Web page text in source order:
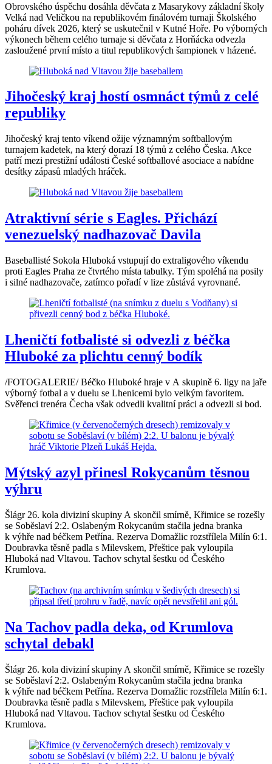
Obrovského úspěchu dosáhla děvčata z Masarykovy základní školy
Velká nad Veličkou na republikovém finálovém turnaji Školského
poháru dívek 2026, který se uskutečnil v Kutné Hoře. Po výborných
výkonech během celého turnaje si děvčata z Horňácka odvezla
zasloužené první místo a titul republikových šampionek v házené.
Jihočeský kraj hostí osmnáct týmů z celé
republiky
Jihočeský kraj tento víkend ožije významným softballovým
turnajem kadetek, na který dorazí 18 týmů z celého Česka. Akce
patří mezi prestižní události České softballové asociace a nabídne
desítky zápasů mladých hráček.
Atraktivní série s Eagles. Přichází
venezuelský nadhazovač Davila
Baseballisté Sokola Hluboká vstupují do extraligového víkendu
proti Eagles Praha ze čtvrtého místa tabulky. Tým spoléhá na posily
i silné nadhazovače, zatímco pořadí v lize zůstává vyrovnané.
Lheničtí fotbalisté si odvezli z béčka
Hluboké za plichtu cenný bodík
/FOTOGALERIE/ Béčko Hluboké hraje v A skupině 6. ligy na jaře
výborný fotbal a v duelu se Lhenicemi bylo velkým favoritem.
Svěřenci trenéra Čecha však odvedli kvalitní práci a odvezli si bod.
Mýtský azyl přinesl Rokycanům těsnou
výhru
Šlágr 26. kola diviziní skupiny A skončil smírně, Křimice se rozešly
se Soběslaví 2:2. Oslabeným Rokycanům stačila jedna branka
k výhře nad béčkem Petřína. Rezerva Domažlic rozstřílela Milín 6:1.
Doubravka těsně padla s Milevskem, Přeštice pak vyloupila
Hluboká nad Vltavou. Tachov schytal šestku od Českého
Krumlova.
Na Tachov padla deka, od Krumlova
schytal debakl
Šlágr 26. kola diviziní skupiny A skončil smírně, Křimice se rozešly
se Soběslaví 2:2. Oslabeným Rokycanům stačila jedna branka
k výhře nad béčkem Petřína. Rezerva Domažlic rozstřílela Milín 6:1.
Doubravka těsně padla s Milevskem, Přeštice pak vyloupila
Hluboká nad Vltavou. Tachov schytal šestku od Českého
Krumlova.